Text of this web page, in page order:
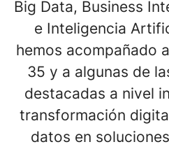
Big Data, Business
e Inteligencia
hemos acompañado
35 y a algunas de
destacadas a nivel
transformación
datos en